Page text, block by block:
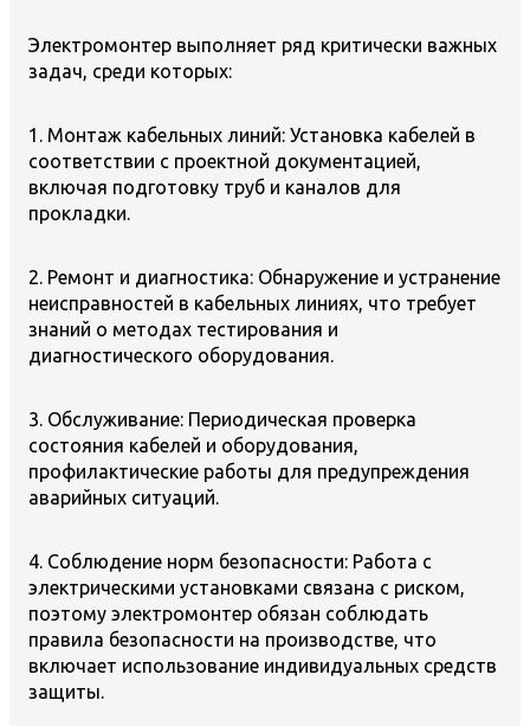
Электромонтер выполняет ряд критически важных
задач, среди которых:
1. Монтаж кабельных линий: Установка кабелей в
соответствии с проектной документацией,
включая подготовку труб и каналов для
прокладки.
2. Ремонт и диагностика: Обнаружение и устранение
неисправностей в кабельных линиях, что требует
знаний о методах тестирования и
диагностического оборудования.
3. Обслуживание: Периодическая проверка
состояния кабелей и оборудования,
профилактические работы для предупреждения
аварийных ситуаций.
4. Соблюдение норм безопасности: Работа с
электрическими установками связана с риском,
поэтому электромонтер обязан соблюдать
правила безопасности на производстве, что
включает использование индивидуальных средств
защиты.